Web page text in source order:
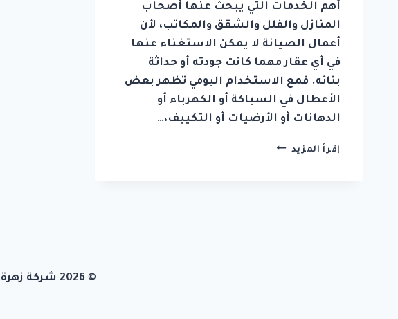
أهم الخدمات التي يبحث عنها أصحاب
المنازل والفلل والشقق والمكاتب، لأن
أعمال الصيانة لا يمكن الاستغناء عنها
في أي عقار مهما كانت جودته أو حداثة
بنائه. فمع الاستخدام اليومي تظهر بعض
الأعطال في السباكة أو الكهرباء أو
الدهانات أو الأرضيات أو التكييف،…
إقرأ المزيد شركة
© 2026 شركة زهرة الابداع تصميم وبرمجة تيفاجو